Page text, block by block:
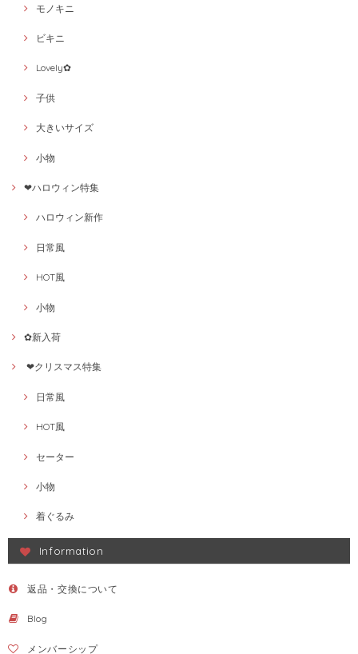
モノキニ
ビキニ
Lovely✿
子供
大きいサイズ
小物
❤ハロウィン特集
ハロウィン新作
日常風
HOT風
小物
✿新入荷
❤クリスマス特集
日常風
HOT風
セーター
小物
着ぐるみ
Information
返品・交換について
Blog
メンバーシップ